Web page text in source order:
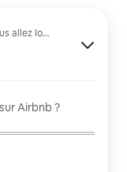
allez louer ?
Airbnb ?